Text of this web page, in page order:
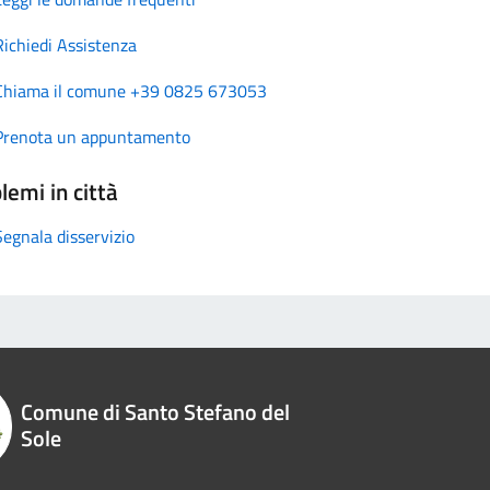
Assistenza
il comune +39 0825 673053
un appuntamento
in città
disservizio
Comune di Santo Stefano del
Sole